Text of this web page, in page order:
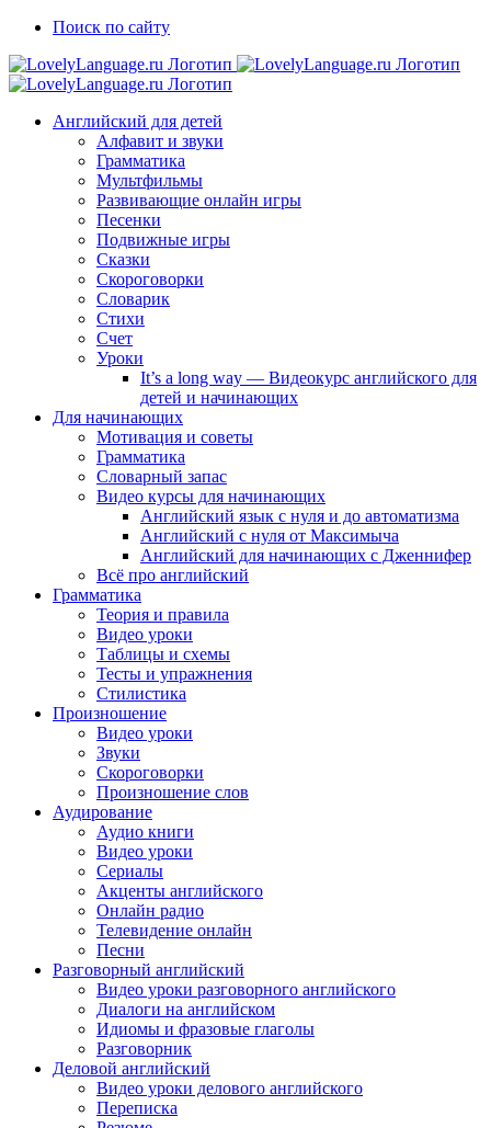
Skip
content
TelegramПоиск по сайту
Английский для детей
Алфавит и звуки
Грамматика
Мультфильмы
Развивающие онлайн игры
Песенки
Подвижные игры
Сказки
Скороговорки
Словарик
Стихи
Счет
Уроки
It’s a long way — Видеокурс английского для
детей и начинающих
Для начинающих
Мотивация и советы
Грамматика
Словарный запас
Видео курсы для начинающих
Английский язык с нуля и до автоматизма
Английский с нуля от Максимыча
Английский для начинающих с Дженнифер
Всё про английский
Грамматика
Теория и правила
Видео уроки
Таблицы и схемы
Тесты и упражнения
Стилистика
Произношение
Видео уроки
Звуки
Скороговорки
Произношение слов
Аудирование
Аудио книги
Видео уроки
Сериалы
Акценты английского
Онлайн радио
Телевидение онлайн
Песни
Разговорный английский
Видео уроки разговорного английского
Диалоги на английском
Идиомы и фразовые глаголы
Разговорник
Деловой английский
Видео уроки делового английского
Переписка